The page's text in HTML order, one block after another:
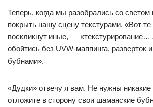
Теперь, когда мы разобрались со
покрыть нашу сцену текстурами. «Вот
воскликнут иные, — «текстурирование…
обойтись без UVW-маппинга, разверток
бубнами».
«Дудки» отвечу я вам. Не нужны
отложите в сторону свои шаманские